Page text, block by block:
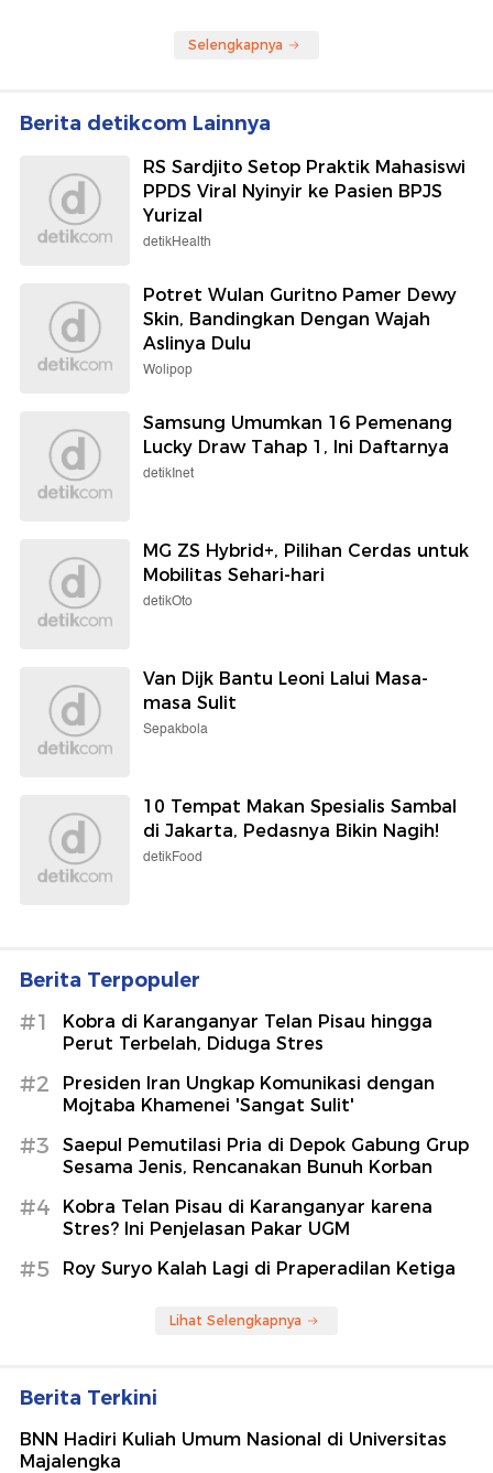
Selengkapnya
Berita detikcom Lainnya
RS Sardjito Setop Praktik Mahasiswi
PPDS Viral Nyinyir ke Pasien BPJS
Yurizal
detikHealth
Potret Wulan Guritno Pamer Dewy
Skin, Bandingkan Dengan Wajah
Aslinya Dulu
Wolipop
Samsung Umumkan 16 Pemenang
Lucky Draw Tahap 1, Ini Daftarnya
detikInet
MG ZS Hybrid+, Pilihan Cerdas untuk
Mobilitas Sehari-hari
detikOto
Van Dijk Bantu Leoni Lalui Masa-
masa Sulit
Sepakbola
10 Tempat Makan Spesialis Sambal
di Jakarta, Pedasnya Bikin Nagih!
detikFood
Berita Terpopuler
#1
Kobra di Karanganyar Telan Pisau hingga
Perut Terbelah, Diduga Stres
#2
Presiden Iran Ungkap Komunikasi dengan
Mojtaba Khamenei 'Sangat Sulit'
#3
Saepul Pemutilasi Pria di Depok Gabung Grup
Sesama Jenis, Rencanakan Bunuh Korban
#4
Kobra Telan Pisau di Karanganyar karena
Stres? Ini Penjelasan Pakar UGM
#5 Roy Suryo Kalah Lagi di Praperadilan Ketiga
Lihat Selengkapnya
Berita Terkini
BNN Hadiri Kuliah Umum Nasional di Universitas
Majalengka